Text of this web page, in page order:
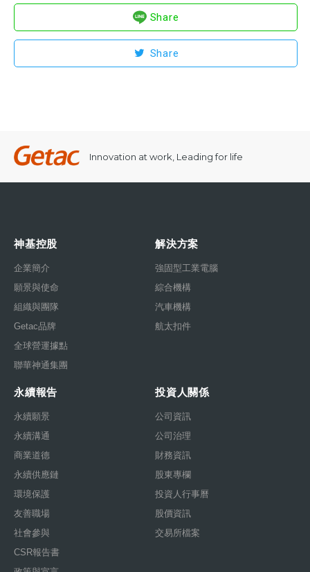
Share
Share
Innovation at work, Leading for life
神基控股
企業簡介
願景與使命
組織與團隊
Getac品牌
全球營運據點
聯華神通集團
解決方案
強固型工業電腦
綜合機構
汽車機構
航太扣件
永續報告
永續願景
永續溝通
商業道德
永續供應鏈
環境保護
友善職場
社會參與
CSR報告書
投資人關係
公司資訊
公司治理
財務資訊
股東專欄
投資人行事曆
股價資訊
交易所檔案